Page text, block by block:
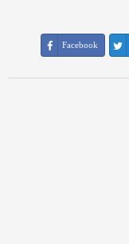
Facebook